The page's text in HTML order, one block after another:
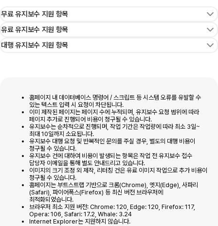
대행 유지보수 지원 항목
유료 유지보수 지원 항목
무료 유지보수 지원 항목
홈페이지 내 데이터베이스 명령어 / 스크립트 등 시스템 오류를 유발할 수
있는 텍스트 입력 시 요청이 차단됩니다.
이미 제작된 페이지는 페이지 수에 누적되며, 유지보수 요청 범위에 따라
페이지 추가로 진행되어 비용이 청구될 수 있습니다.
유지보수는 순차적으로 진행되며, 작업 기간은 작업량에 따라 최소 3일~
최대 10일까지 소요됩니다.
유지보수 대행 요청 및 반복적인 문의를 주실 경우, 별도의 대행 비용이
청구될 수 있습니다.
유지보수 건에 대하여 비용이 발생되는 항목은 작업 전 유지보수 접수
담당자 이메일을 통해 별도 안내드리고 있습니다.
이미지의 크기 조정 외 제작, 리터칭 건은 유료 이미지 작업으로 추가 비용이
청구될 수 있습니다.
홈페이지는 부트스트랩 기반으로 크롬(Chrome), 엣지(Edge), 사파리
(Safari), 파이어폭스(Firefox) 등 최신 버전 브라우저에
최적화되었습니다.
브라우저 최소 지원 버전: Chrome: 120, Edge: 120, Firefox: 117,
Opera: 106, Safari: 17.2, Whale: 3.24
Internet Explorer는 지원하지 않습니다.